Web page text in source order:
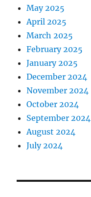
May 2025
April 2025
March 2025
February 2025
January 2025
December 2024
November 2024
October 2024
September 2024
August 2024
July 2024